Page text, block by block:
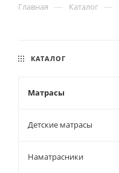
Главная — Каталог —
КАТАЛОГ
Матрасы
Детские матрасы
Наматрасники